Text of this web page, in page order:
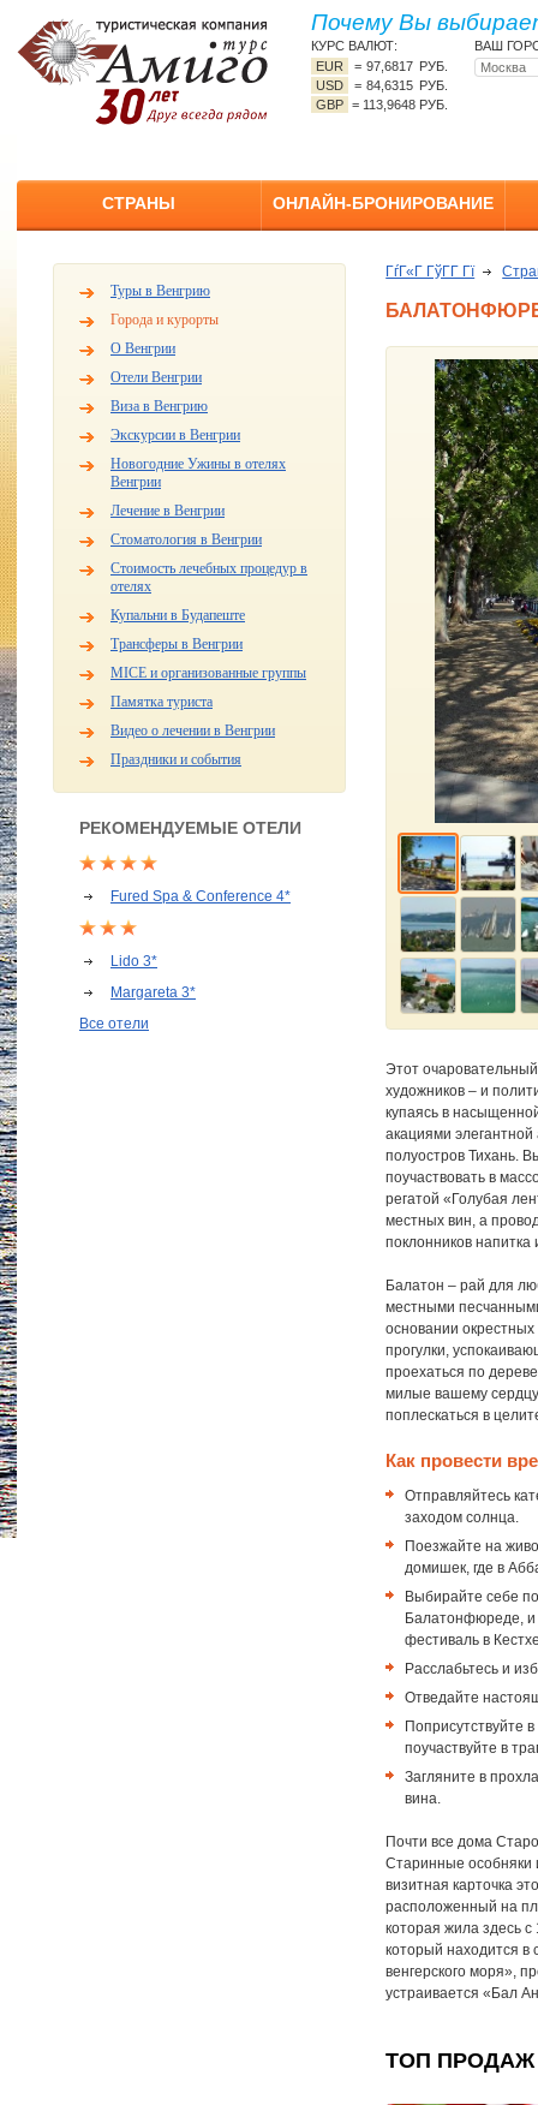
Почему Вы
КУРС ВАЛЮТ:
EUR
=97,6817 РУБ.
USD
=84,6315 РУБ.
GBP = 113,9648 РУБ.
ВАШ
СТРАНЫ ОНЛАЙН-БРОНИРОВАНИЕ
Туры в Венгрию
Города и курорты
О Венгрии
Отели Венгрии
Виза в Венгрию
Экскурсии в Венгрии
Новогодние Ужины в отелях
Венгрии
Лечение в Венгрии
Стоматология в Венгрии
Стоимость лечебных процедур в
отелях
Купальни в Будапеште
Трансферы в Венгрии
MICE и организованные группы
Памятка туриста
Видео о лечении в Венгрии
Праздники и события
РЕКОМЕНДУЕМЫЕ ОТЕЛИ
Fured Spa & Conference 4*
Lido 3*
Margareta 3*
Все отели
ГѓГ«Г ГўГ­Г Гї
Этот
художников – и
купаясь в
акациями
полуостров Тихань.
поучаствовать в
регатой «Голубая
местных вин, а
поклонников
Балатон – рай для
местными
основании
прогулки,
проехаться по
милые вашему
поплескаться в
Как провести
Отправляйтесь
заходом солнца.
Поезжайте на
домишек, где в
Выбирайте себе
Балатонфюреде, и
фестиваль в
Расслабьтесь и
Отведайте
Поприсутствуйте
поучаствуйте в
Загляните в
вина.
Почти все дома
Старинные особняки
визитная карточка
расположенный на
которая жила здесь
который находится в
венгерского моря»,
устраивается «Бал
ТОП ПРОДАЖ